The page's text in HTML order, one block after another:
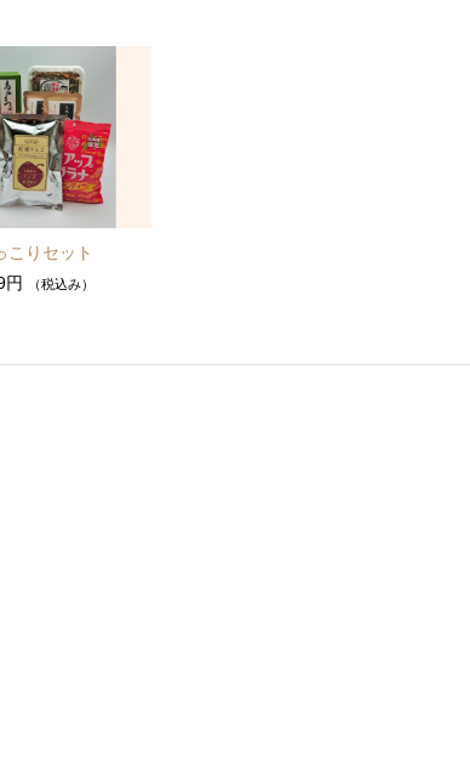
こりセット
円
（税込み）